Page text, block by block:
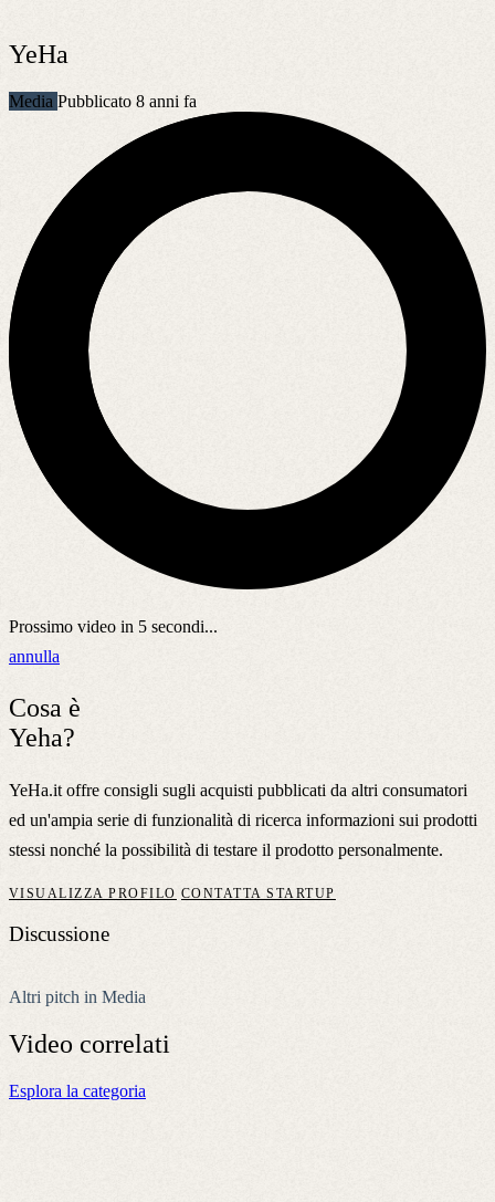
YeHa
Media Pubblicato 8 anni fa
Prossimo video in 5 secondi...
annulla
Cosa è
Yeha?
YeHa.it offre consigli sugli acquisti pubblicati da altri consumatori
ed un'ampia serie di funzionalità di ricerca informazioni sui prodotti
stessi nonché la possibilità di testare il prodotto personalmente.
VISUALIZZA PROFILO CONTATTA STARTUP
Discussione
Altri pitch in Media
Video correlati
Esplora la categoria